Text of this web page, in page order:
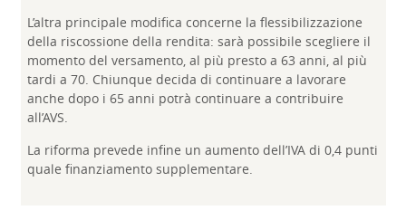
L’altra principale modifica concerne la flessibilizzazione
della riscossione della rendita: sarà possibile scegliere il
momento del versamento, al più presto a 63 anni, al più
tardi a 70. Chiunque decida di continuare a lavorare
anche dopo i 65 anni potrà continuare a contribuire
all’AVS.
La riforma prevede infine un aumento dell’IVA di 0,4 punti
quale finanziamento supplementare.